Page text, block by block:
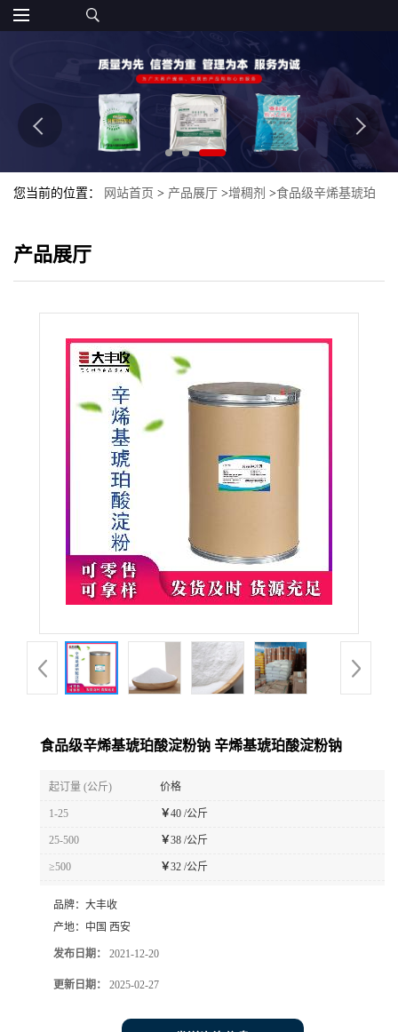
您当前的位置： 网站首页 > 产品展厅 >增稠剂 >食品级辛烯基琥珀
产品展厅
食品级辛烯基琥珀酸淀粉钠 辛烯基琥珀酸淀粉钠
起订量 (公斤) 价格
1-25 ￥40 /公斤
25-500 ￥38 /公斤
≥500 ￥32 /公斤
品牌： 大丰收
产地： 中国 西安
发布日期： 2021-12-20
更新日期： 2025-02-27